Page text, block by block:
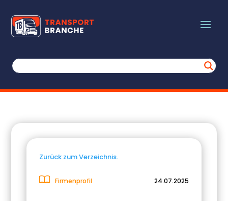
Zurück zum Verzeichnis.
Firmenprofil 24.07.2025